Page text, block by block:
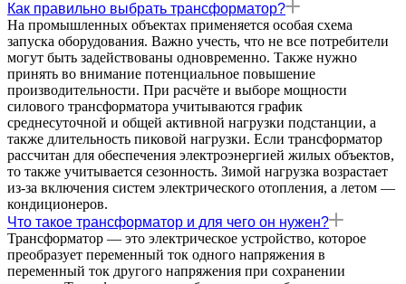
Как правильно выбрать трансформатор?
На промышленных объектах применяется особая схема
запуска оборудования. Важно учесть, что не все потребители
могут быть задействованы одновременно. Также нужно
принять во внимание потенциальное повышение
производительности. При расчёте и выборе мощности
силового трансформатора учитываются график
среднесуточной и общей активной нагрузки подстанции, а
также длительность пиковой нагрузки. Если трансформатор
рассчитан для обеспечения электроэнергией жилых объектов,
то также учитывается сезонность. Зимой нагрузка возрастает
из-за включения систем электрического отопления, а летом —
кондиционеров.
Что такое трансформатор и для чего он нужен?
Трансформатор — это электрическое устройство, которое
преобразует переменный ток одного напряжения в
переменный ток другого напряжения при сохранении